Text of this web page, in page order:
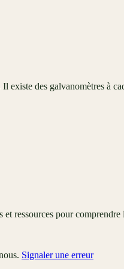
existe des galvanomètres à
ressources pour
Signaler une erreur